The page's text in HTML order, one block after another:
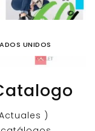
UNIDOS
)